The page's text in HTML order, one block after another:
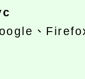
、